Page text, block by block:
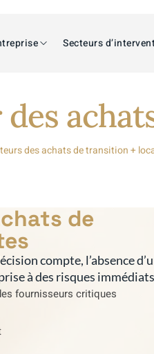
Secteurs
des achats de transition +
de
compte, l’absence
à des risques
fournisseurs critiques